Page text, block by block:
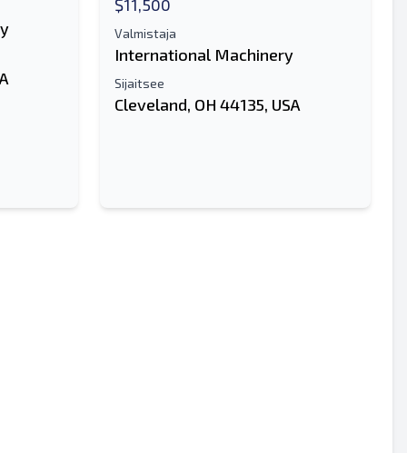
$11,500
Valmistaja
International Machinery
Sijaitsee
Cleveland, OH 44135, USA